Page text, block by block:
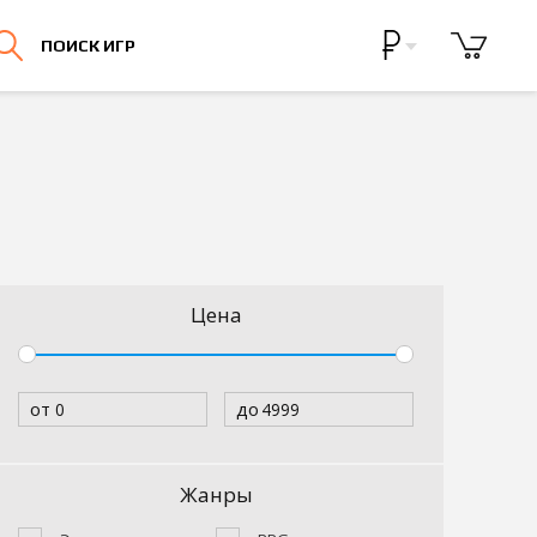
ПОИСК ИГР
Цена
от до
Жанры